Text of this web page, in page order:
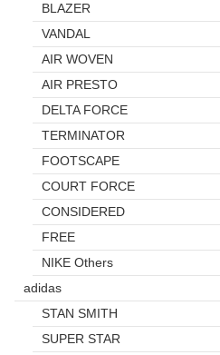
BLAZER
VANDAL
AIR WOVEN
AIR PRESTO
DELTA FORCE
TERMINATOR
FOOTSCAPE
COURT FORCE
CONSIDERED
FREE
NIKE Others
adidas
STAN SMITH
SUPER STAR